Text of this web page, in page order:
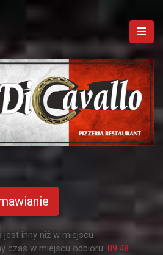
jest inny niż w miejscu
czas w miejscu odbioru: 09:48